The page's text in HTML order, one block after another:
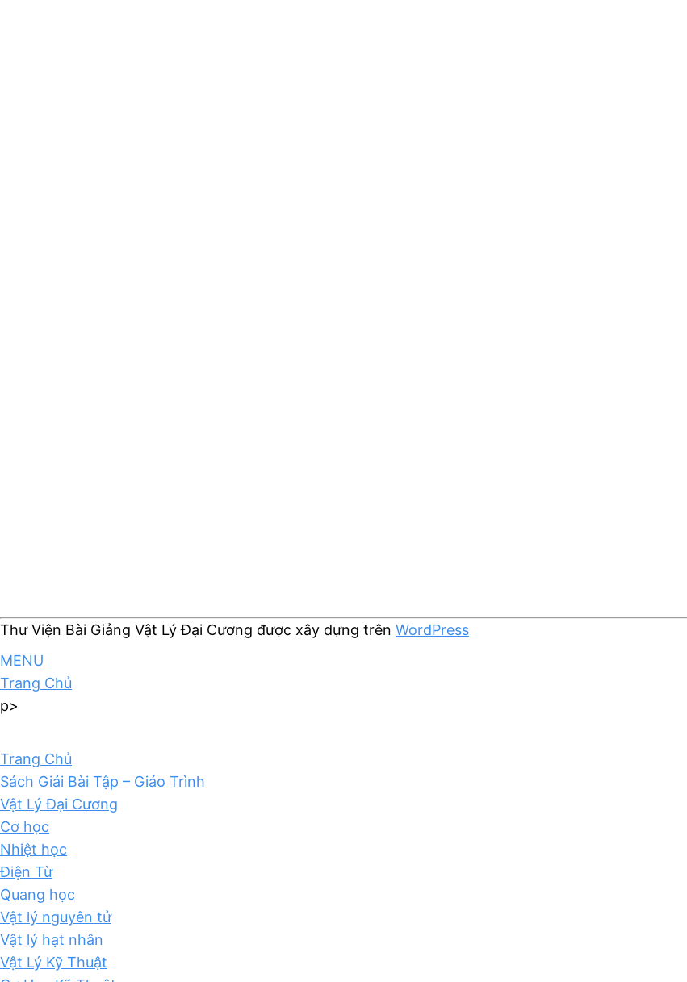
Thư Viện Bài Giảng Vật Lý Đại Cương được xây dựng trên WordPress
MENU
Trang Chủ
p>
Trang Chủ
Sách Giải Bài Tập – Giáo Trình
Vật Lý Đại Cương
Cơ học
Nhiệt học
Điện Từ
Quang học
Vật lý nguyên tử
Vật lý hạt nhân
Vật Lý Kỹ Thuật